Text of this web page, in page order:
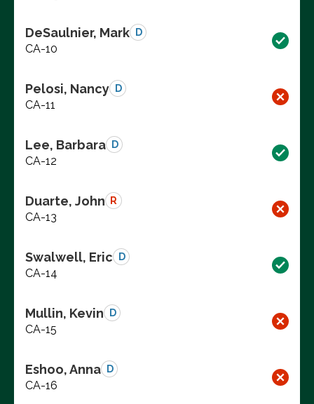
DeSaulnier, Mark D
CA-10
Pelosi, Nancy D
CA-11
Lee, Barbara D
CA-12
Duarte, John R
CA-13
Swalwell, Eric D
CA-14
Mullin, Kevin D
CA-15
Eshoo, Anna D
CA-16